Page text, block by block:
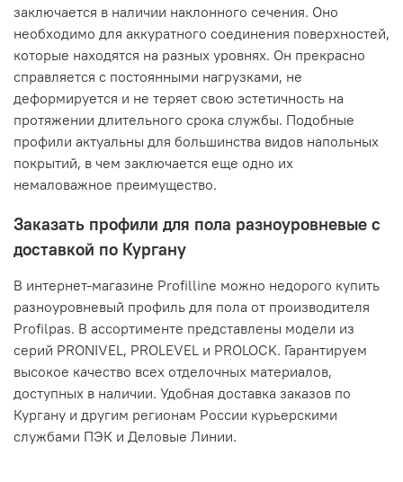
заключается в наличии наклонного сечения. Оно
необходимо для аккуратного соединения поверхностей,
которые находятся на разных уровнях. Он прекрасно
справляется с постоянными нагрузками, не
деформируется и не теряет свою эстетичность на
протяжении длительного срока службы. Подобные
профили актуальны для большинства видов напольных
покрытий, в чем заключается еще одно их
немаловажное преимущество.
Заказать профили для пола разноуровневые с
доставкой по Кургану
В интернет-магазине Profilline можно недорого купить
разноуровневый профиль для пола от производителя
Profilpas. В ассортименте представлены модели из
серий PRONIVEL, PROLEVEL и PROLOCK. Гарантируем
высокое качество всех отделочных материалов,
доступных в наличии. Удобная доставка заказов по
Кургану и другим регионам России курьерскими
службами ПЭК и Деловые Линии.